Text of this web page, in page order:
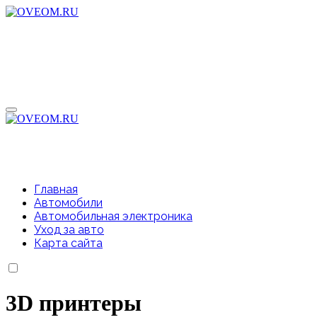
Перейти
Главная
Автомобили
Автомобильная электроника
Уход за авто
Карта сайта
3D принтеры